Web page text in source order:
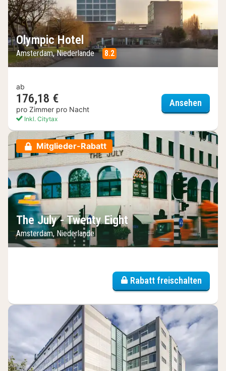
Olympic Hotel
Amsterdam, Niederlande 8.2
ab
176,18 €
pro Zimmer pro Nacht
Inkl. Citytax
Ansehen
Mitglieder-Rabatt
The July - Twenty Eight
Amsterdam, Niederlande
Rabatt freischalten